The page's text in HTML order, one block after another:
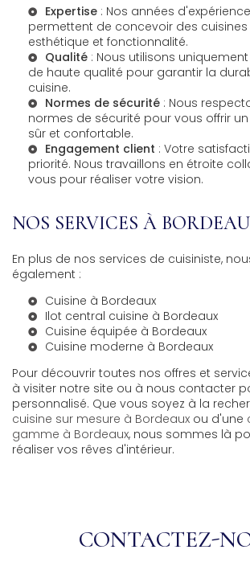
Expertise : Nos années
permettent de concevoir des cuisines
esthétique et fonctionnalité.
Qualité : Nous utilisons
de haute qualité pour garantir la
cuisine.
Normes de sécurité : Nous
normes de sécurité pour vous offrir
sûr et confortable.
Engagement client : Votre
priorité. Nous travaillons en étroite
vous pour réaliser votre vision.
NOS SERVICES À
En plus de nos services de cuisiniste,
également :
Cuisine à Bordeaux
Ilot central cuisine à Bordeaux
Cuisine équipée à Bordeaux
Cuisine moderne à Bordeaux
Pour découvrir toutes nos offres et
à visiter notre site ou à nous contacter
personnalisé. Que vous soyez à la
cuisine sur mesure à Bordeaux ou d'une
gamme à Bordeaux, nous sommes là
réaliser vos rêves d'intérieur.
CONTACTEZ-